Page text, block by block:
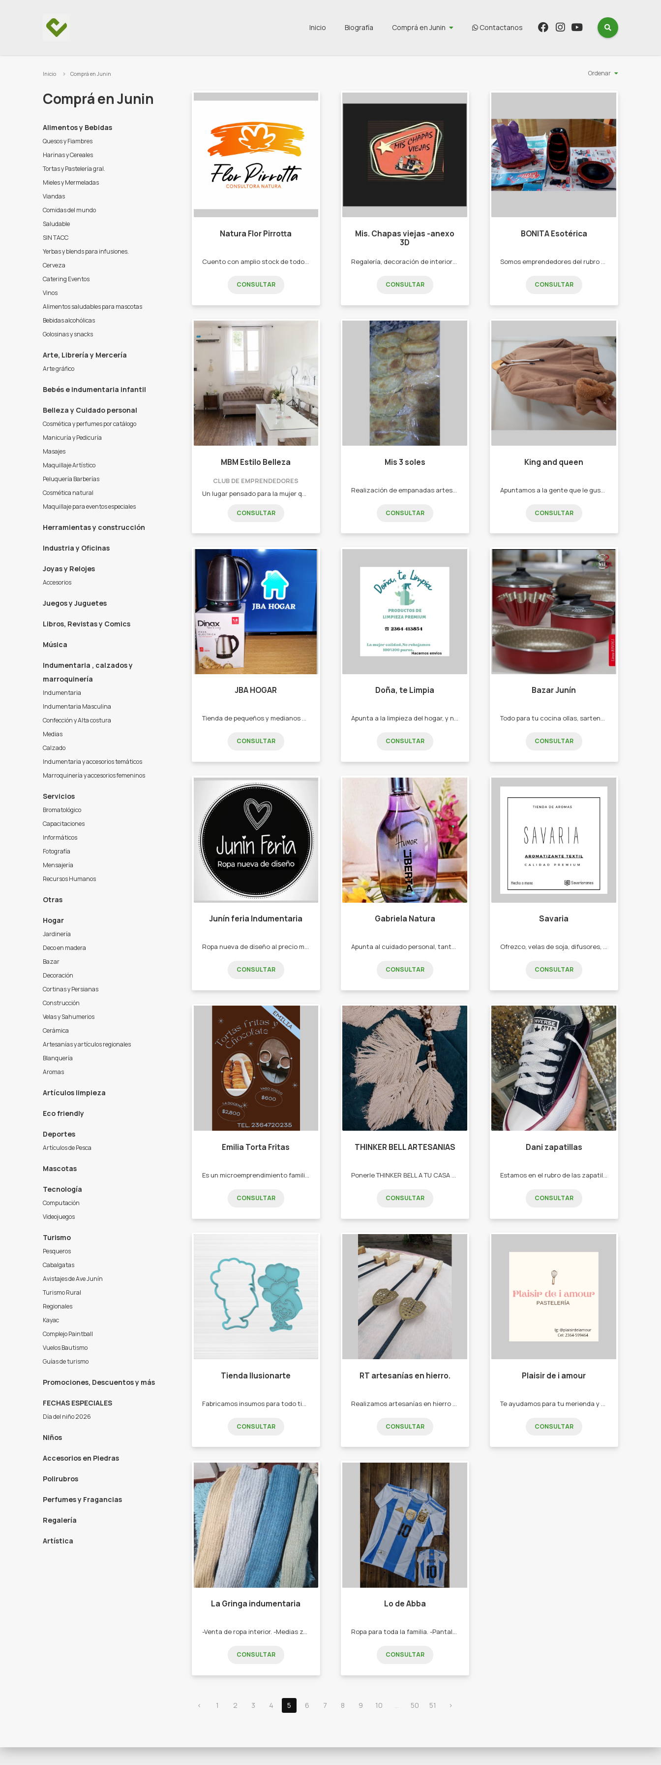
Inicio Biografía Comprá en Junin Contactanos
Inicio Comprá en Junin
Comprá en Junin
Alimentos y Bebidas
Quesos y Fiambres
Harinas y Cereales
Tortas y Pastelería gral.
Mieles y Mermeladas
Viandas
Comidas del mundo
Saludable
SIN TACC
Yerbas y blends para infusiones.
Cerveza
Catering Eventos
Vinos
Alimentos saludables para mascotas
Bebidas alcohólicas
Golosinas y snacks
Arte, Librería y Mercería
Arte gráfico
Bebés e indumentaria infantil
Belleza y Cuidado personal
Cosmética y perfumes por catálogo
Manicuría y Pedicuría
Masajes
Maquillaje Artístico
Peluquería Barberías
Cosmética natural
Maquillaje para eventos especiales
Herramientas y construcción
Industria y Oficinas
Joyas y Relojes
Accesorios
Juegos y Juguetes
Libros, Revistas y Comics
Música
Indumentaria , calzados y
marroquinería
Indumentaria
Indumentaria Masculina
Confección y Alta costura
Medias
Calzado
Indumentaria y accesorios temáticos
Marroquinería y accesorios femeninos
Servicios
Bromatológico
Capacitaciones
Informáticos
Fotografía
Mensajería
Recursos Humanos
Otras
Hogar
Jardinería
Deco en madera
Bazar
Decoración
Cortinas y Persianas
Construcción
Velas y Sahumerios
Cerámica
Artesanías y artículos regionales
Blanquería
Aromas
Artículos limpieza
Eco friendly
Deportes
Artículos de Pesca
Mascotas
Tecnología
Computación
Videojuegos
Turismo
Pesqueros
Cabalgatas
Avistajes de Ave Junín
Turismo Rural
Regionales
Kayac
Complejo Paintball
Vuelos Bautismo
Guías de turismo
Promociones, Descuentos y más
FECHAS ESPECIALES
Día del niño 2026
Niños
Accesorios en Piedras
Polirubros
Perfumes y Fragancias
Regalería
Artística
Ordenar
Natura Flor Pirrotta
Cuento con amplio stock de todos los productos de Natura y brindó asesoramiento personalizado a la hora de comprar o regalar.🎁 Vendo de manera presencial y virtual. Acepto cómo medios de pago efectivo, transferencias. También Soy Semillera Natura Estoy a tu entera disposición por si queres ser parte de nuestro gran equipo . -Perfumes -Colonias -Body splash -Jabones (en barra, líquidos, cremosos, en gel y exfoliantes) -Cremas Faciales -Hidratantes Corporales de manos y pies -Shampoos --Acondicionadores -máscaras capilares -Protectores solares
CONSULTAR
Mis. Chapas viejas -anexo
3D
Regalería, decoración de interiores. Te ofrecemos : -Cartelería retro -llaveros-metal-3D -Mates 3D -Cajones birreros- destapadores de pared de madera retro-vintaje
CONSULTAR
BONITA Esotérica
Somos emprendedores del rubro holístico. Te ofrecemos : -Sahumerios -Velas -Lámparas de sal -Hornitos -Difusores
CONSULTAR
MBM Estilo Belleza
CLUB DE EMPRENDEDORES
Un lugar pensado para la mujer que le interesa verse y sentirse bien. - Venta de marcas profesionales - Cuidado de la piel facial y corporal - Maquillaje - Servicios - Beauty Spa - Spa Facial - Belleza de manos y pies - Masajes - Maquillaje y mas.... - Cursos y capacitaciones - Automaquillaje - Imagen personal - Coaching para emprendedores
CONSULTAR
Mis 3 soles
Realización de empanadas artesanales por encargue . Se toman pedido para los fines de semana. Variedades: -carne Jamón y queso. Las podes pedir cocidas o crudas para freezar.
CONSULTAR
King and queen
Apuntamos a la gente que le gusta vestirse con mucha onda, canchera y sobre todo cómoda. -Buzos. -pantalones. -jeans. -remeras. -tops.
CONSULTAR
JBA HOGAR
Tienda de pequeños y medianos electrodomésticos, tecnología y herramientas. -Hogar -tecnología - telefonía -herramientas -cuidado personal -electrodomésticos -desayuno -cocina - audio
CONSULTAR
Doña, te Limpia
Apunta a la limpieza del hogar, y negocios en general Cloro, desodorante, jabón p ropa, suavizante, detergente, Perfuminas, Desengrasante, quitamanchas, limpia vidrios, etc
CONSULTAR
Bazar Junín
Todo para tu cocina ollas, sartenes, moldes, etc
CONSULTAR
Junín feria Indumentaria
Ropa nueva de diseño al precio mas accesible Ropa para Mujeres
CONSULTAR
Gabriela Natura
Apunta al cuidado personal, tanto femenino como masculino. -Perfumes -Cremas -Jabones -Shampoo y acondicionador -Maquillaje "
CONSULTAR
Savaria
Ofrezco, velas de soja, difusores, aromatizantes. -Velas de soja -difusores de aromas -aromatizantes textiles
CONSULTAR
Emilia Torta Fritas
Es un microemprendimiento familiar de torta fritas caseras (saladas) -Torta fritas -chocolate caliente -donas caseras
CONSULTAR
THINKER BELL ARTESANIAS
Ponerle THINKER BELL A TU CASA ES PONERLE BIENESTAR.. -Tapices -Alfombras -Atrapasueños -Llaveros -Cortinas -Carteras -Muñecos -Centros de mesa -Manteles -Pies de cama
CONSULTAR
Dani zapatillas
Estamos en el rubro de las zapatillas apuntamos a que toda persona con nuestros precios puedan tener su calzado cómodo. -Zapatillas -medias
CONSULTAR
Tienda Ilusionarte
CONSULTAR
RT artesanías en hierro.
CONSULTAR
Plaisir de i amour
CONSULTAR
La Gringa indumentaria
-Venta de ropa interior. -Medias zoquetes. -Guantes. -Cuellos sublimados. - Cuellos polares. -Guantes. -Zoquetes animados.
CONSULTAR
Lo de Abba
Ropa para toda la familia. -Pantalones. -Camperas. - Buzos de adultos. -Niños . -Conjuntos medias. - Gorros . -Calzas.
CONSULTAR
‹ 1 2 3 4 5 6 7 8 9 10 50 51 ›